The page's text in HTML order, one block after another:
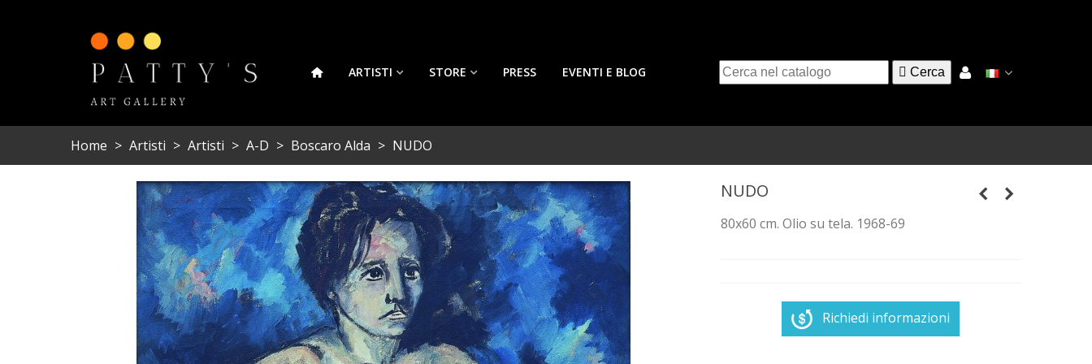
ARTISTI STORE PRESS EVENTI E BLOG  Cerca
Home > Artisti > Artisti > A-D > Boscaro Alda > NUDO
NUDO
80x60 cm. Olio su tela. 1968-69
Richiedi informazioni